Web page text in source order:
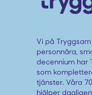
Vi på
personnära,
decennium har
som
tjänster. Våra
hjälper